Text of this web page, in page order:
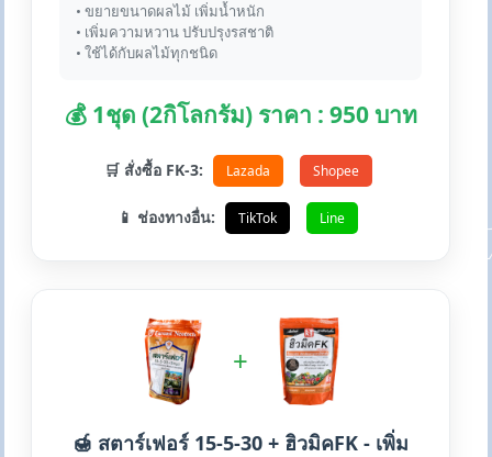
• ขยายขนาดผลไม้ เพิ่มน้ำหนัก
• เพิ่มความหวาน ปรับปรุงรสชาติ
• ใช้ได้กับผลไม้ทุกชนิด
💰 1ชุด (2กิโลกรัม) ราคา : 950 บาท
🛒 สั่งซื้อ FK-3: Lazada Shopee
📱 ช่องทางอื่น: TikTok Line
+
🍯 สตาร์เฟอร์ 15-5-30 + ฮิวมิคFK - เพิ่ม